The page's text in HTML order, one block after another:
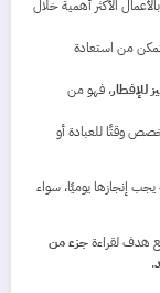
الأكثر أهمية خلال
من استعادة
للإفطار، فهو من
وقتًا للعبادة أو
يجب إنجازها يوميًا، سواء
هدف لقراءةجزء من
.